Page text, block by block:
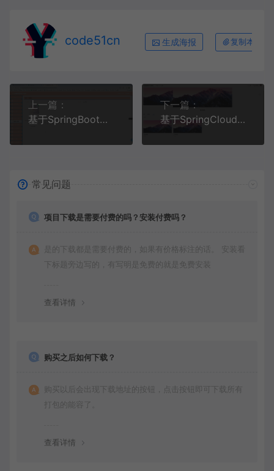
code51cn 生成海报 复制本文链
上一篇：
基于SpringBoot+MySQL+Vue.js的个人健康管理系统小程序(附论文)
下一篇：
基于SpringCloud+MySQL+Vue前后端分离的在线课程学习系统
常见问题
项目下载是需要付费的吗？安装付费吗？
是的下载都是需要付费的，如果有价格标注的话。 安装看
下标题旁边写的，有写明是免费的就是免费安装
查看详情
购买之后如何下载？
购买以后会出现下载地址的按钮，点击按钮即可下载所有
打包的能容了。
查看详情